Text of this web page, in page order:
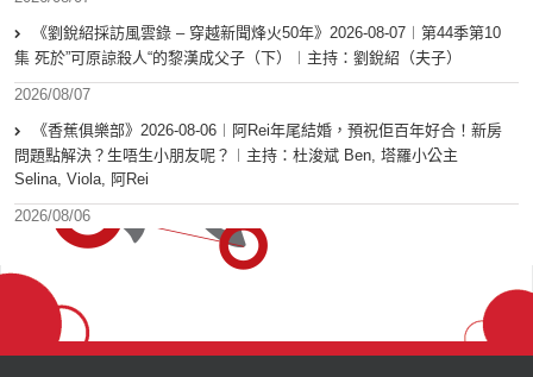
《劉銳紹採訪風雲錄 – 穿越新聞烽火50年》2026-08-07︱第44季第10
集 死於”可原諒殺人“的黎漢成父子（下）︱主持：劉銳紹（夫子）
2026/08/07
《香蕉俱樂部》2026-08-06︱阿Rei年尾結婚，預祝佢百年好合！新房
問題點解決？生唔生小朋友呢？︱主持：杜浚斌 Ben, 塔羅小公主
Selina, Viola, 阿Rei
2026/08/06